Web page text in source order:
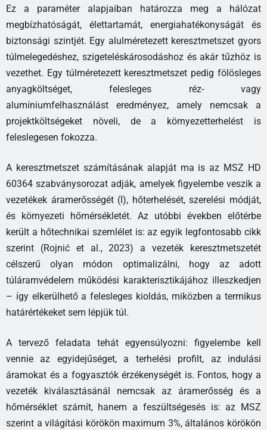
Ez a paraméter alapjaiban határozza meg a hálózat
megbízhatóságát, élettartamát, energiahatékonyságát és
biztonsági szintjét. Egy alulméretezett keresztmetszet gyors
túlmelegedéshez, szigeteléskárosodáshoz és akár tűzhöz is
vezethet. Egy túlméretezett keresztmetszet pedig fölösleges
anyagköltséget, felesleges réz- vagy
alumíniumfelhasználást eredményez, amely nemcsak a
projektköltségeket növeli, de a környezetterhelést is
feleslegesen fokozza.
A keresztmetszet számításának alapját ma is az MSZ HD
60364 szabványsorozat adják, amelyek figyelembe veszik a
vezetékek áramerősségét (I), hőterhelését, szerelési módját,
és környezeti hőmérsékletét. Az utóbbi években előtérbe
került a hőtechnikai szemlélet is: az egyik legfontosabb cikk
szerint (Rojnić et al., 2023) a vezeték keresztmetszetét
célszerű olyan módon optimalizálni, hogy az adott
túláramvédelem működési karakterisztikájához illeszkedjen
– így elkerülhető a felesleges kioldás, miközben a termikus
határértékeket sem lépjük túl.
A tervező feladata tehát egyensúlyozni: figyelembe kell
vennie az egyidejűséget, a terhelési profilt, az indulási
áramokat és a fogyasztók érzékenységét is. Fontos, hogy a
vezeték kiválasztásánál nemcsak az áramerősség és a
hőmérséklet számít, hanem a feszültségesés is: az MSZ
szerint a világítási körökön maximum 3%, általános körökön